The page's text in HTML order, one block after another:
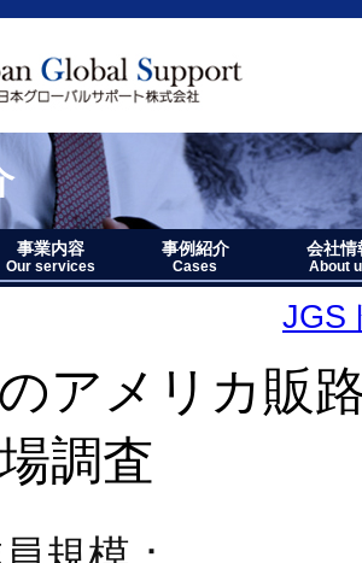
事業内容
Our services
事例紹介
Cases
アジア・オセアニア地域
中近東・アフリカ地域
会社情
About
会社情報
アクセス
沿革
企業理念
代表者略歴
経営七か条
当社のロ
JGS
アメリカ販
調査